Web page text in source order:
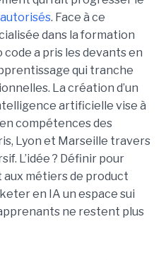
. Face à ce
dans la formation
a pris les devants en
qui tranche
La création d’un
artificielle vise à
compétences des
Lyon et Marseille travers
L’idée ? Définir pour
métiers de product
en IA un espace sui
ne restent plus